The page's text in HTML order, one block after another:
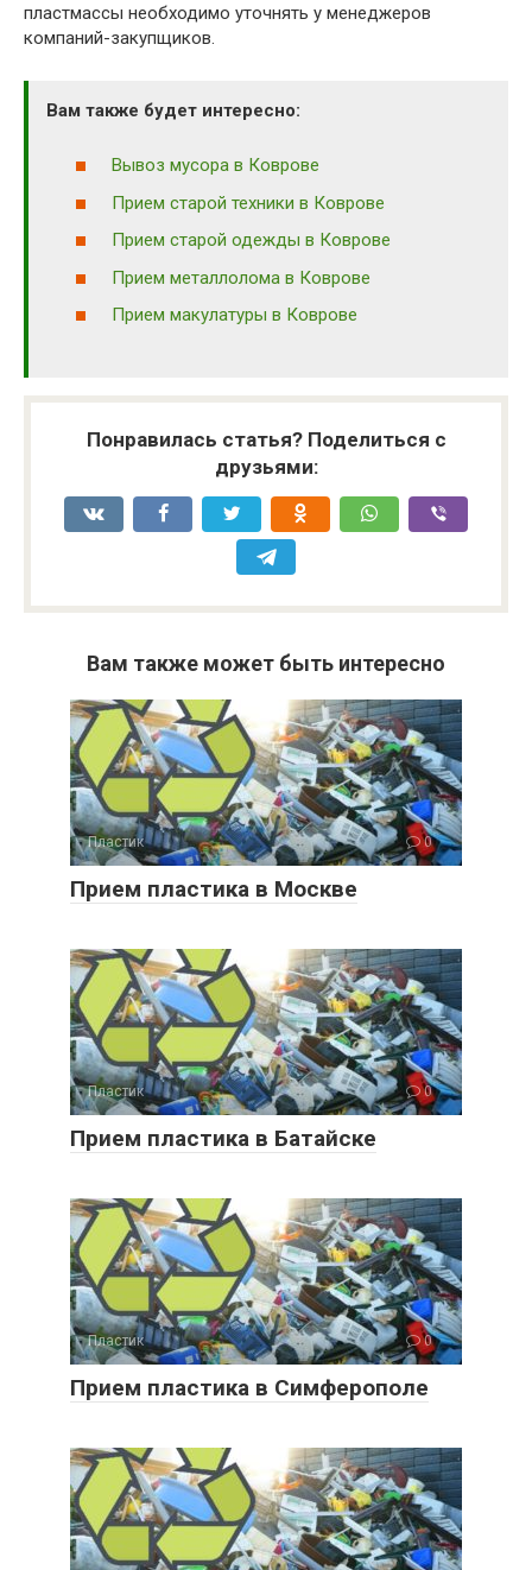
пластмассы необходимо уточнять у менеджеров
компаний-закупщиков.
Вам также будет интересно:
Вывоз мусора в Коврове
Прием старой техники в Коврове
Прием старой одежды в Коврове
Прием металлолома в Коврове
Прием макулатуры в Коврове
Понравилась статья? Поделиться с
друзьями:
Вам также может быть интересно
Пластик 0
Прием пластика в Москве
Пластик 0
Прием пластика в Батайске
Пластик 0
Прием пластика в Симферополе